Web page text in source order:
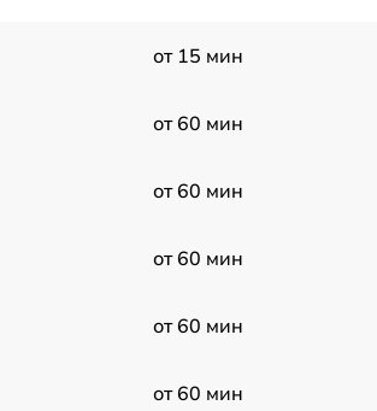
от 15 мин
от 60 мин
от 60 мин
от 60 мин
от 60 мин
от 60 мин